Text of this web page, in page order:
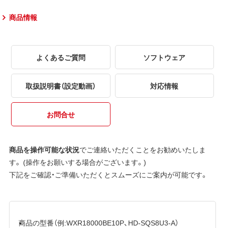
商品情報
よくあるご質問 ソフトウェア
取扱説明書（設定動画） 対応情報
お問合せ
商品を操作可能な状況でご連絡いただくことをお勧めいたしま
す。 (操作をお願いする場合がございます。)
下記をご確認・ご準備いただくとスムーズにご案内が可能です。
商品の型番（例:WXR18000BE10P、HD-SQS8U3-A）